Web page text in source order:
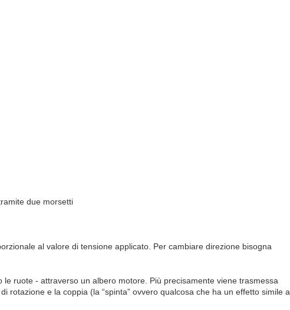
due morsetti
al valore di tensione applicato. Per cambiare direzione bisogna
ruote - attraverso un albero motore. Più precisamente viene trasmessa
rotazione e la coppia (la “spinta” ovvero qualcosa che ha un effetto simile a